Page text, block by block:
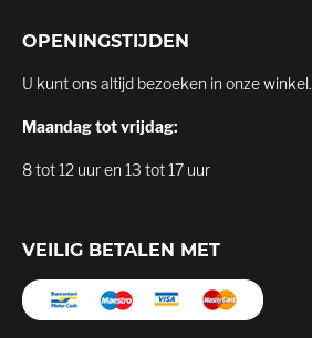
OPENINGSTIJDEN
U kunt ons altijd bezoeken in onze winkel.
Maandag tot vrijdag:
8 tot 12 uur en 13 tot 17 uur
VEILIG BETALEN MET